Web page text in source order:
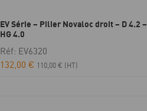
EV Série – Pilier Novaloc droit – D 4.2 –
HG 4.0
Réf: EV6320
132,00 € 110,00 € (HT)